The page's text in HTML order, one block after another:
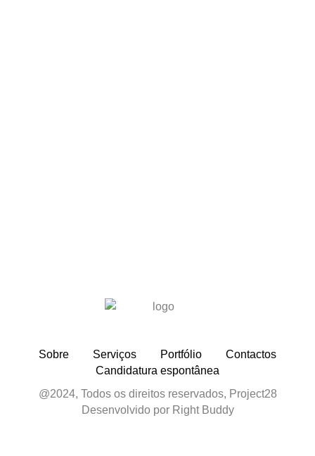
Sobre Serviços Portfólio
Contactos
Candidatura espontânea
@2024, Todos os direitos reservados, Project28
Desenvolvido por Right Buddy